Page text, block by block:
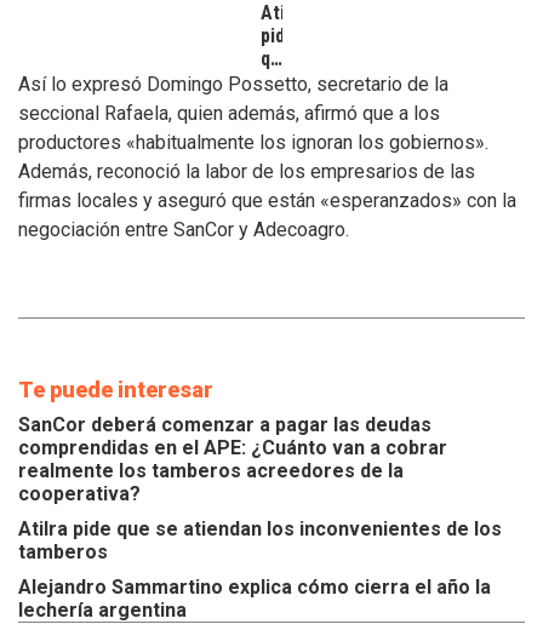
Atilra
pide
que
se
atiendan
inconvenientes
de
los
tamberos
Así lo expresó Domingo Possetto, secretario de la
seccional Rafaela, quien además, afirmó que a los
productores «habitualmente los ignoran los gobiernos».
Además, reconoció la labor de los empresarios de las
firmas locales y aseguró que están «esperanzados» con la
negociación entre SanCor y Adecoagro.
Te puede interesar
SanCor deberá comenzar a pagar las deudas
comprendidas en el APE: ¿Cuánto van a cobrar
realmente los tamberos acreedores de la
cooperativa?
Atilra pide que se atiendan los inconvenientes de los
tamberos
Alejandro Sammartino explica cómo cierra el año la
lechería argentina